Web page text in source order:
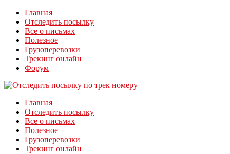
Главная
Отследить посылку
Все о письмах
Полезное
Грузоперевозки
Трекинг онлайн
Форум
Главная
Отследить посылку
Все о письмах
Полезное
Грузоперевозки
Трекинг онлайн